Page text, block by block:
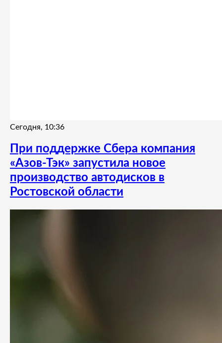
Сегодня, 10:36
При поддержке Сбера компания
«Азов-Тэк» запустила новое
производство автодисков в
Ростовской области